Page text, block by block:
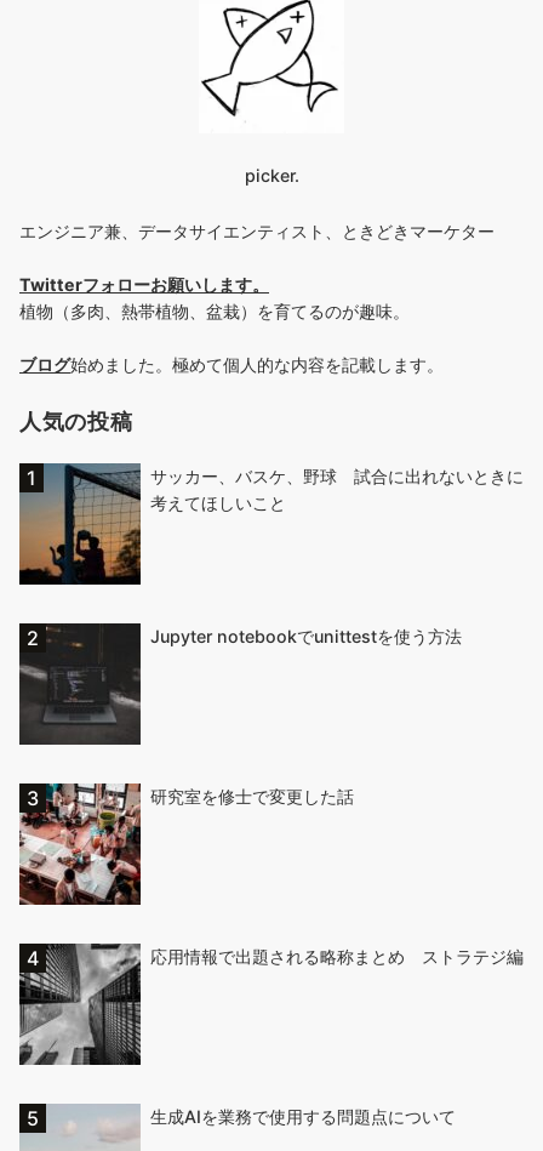
picker.
エンジニア兼、データサイエンティスト、ときどきマーケター
Twitterフォローお願いします。
植物（多肉、熱帯植物、盆栽）を育てるのが趣味。
ブログ始めました。極めて個人的な内容を記載します。
人気の投稿
サッカー、バスケ、野球 試合に出れないときに
考えてほしいこと
Jupyter notebookでunittestを使う方法
研究室を修士で変更した話
応用情報で出題される略称まとめ ストラテジ編
生成AIを業務で使用する問題点について